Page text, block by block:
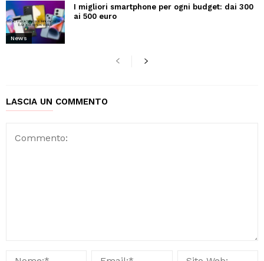
News
I migliori smartphone per ogni budget: dai 300
ai 500 euro
LASCIA UN COMMENTO